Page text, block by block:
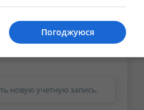
новую учетную запись.
Погоджуюся